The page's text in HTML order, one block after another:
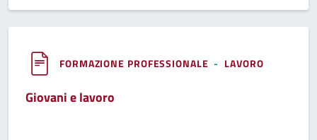
FORMAZIONE PROFESSIONALE - LAVORO
Giovani e lavoro